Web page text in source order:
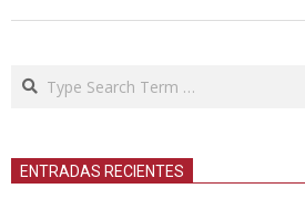
Search
ENTRADAS RECIENTES